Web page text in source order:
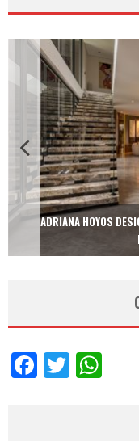
ADRIANA HOYOS
Facebook
Twitter